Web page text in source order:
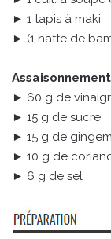
► 1 tapis à maki
► (1 natte de
► 60 g de
► 15 g de sucre
► 15 g de
► 10 g de
► 6 g de sel